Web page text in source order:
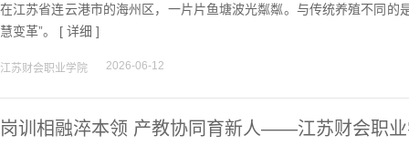
在江苏省连云港市的海州区，一片片鱼塘波光粼粼。与传统养殖不同的
慧变革”。 [ 详细 ]
江苏财会职业学院 2026-06-12
岗训相融淬本领 产教协同育新人——江苏财会职